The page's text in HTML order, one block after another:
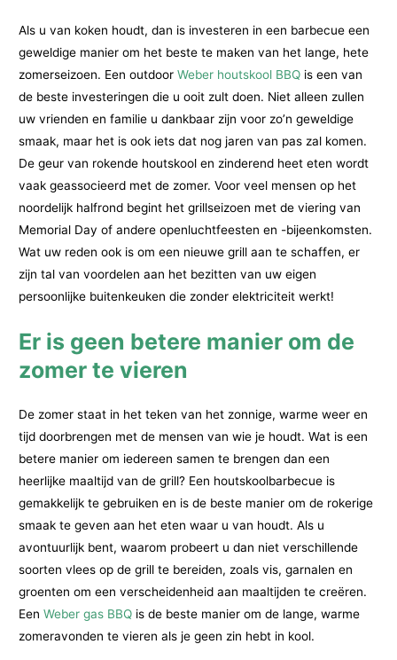
Als u van koken houdt, dan is investeren in een barbecue een
geweldige manier om het beste te maken van het lange, hete
zomerseizoen. Een outdoorWeber houtskool BBQ is een van
de beste investeringen die u ooit zult doen. Niet alleen zullen
uw vrienden en familie u dankbaar zijn voor zo’n geweldige
smaak, maar het is ook iets dat nog jaren van pas zal komen.
De geur van rokende houtskool en zinderend heet eten wordt
vaak geassocieerd met de zomer. Voor veel mensen op het
noordelijk halfrond begint het grillseizoen met de viering van
Memorial Day of andere openluchtfeesten en -bijeenkomsten.
Wat uw reden ook is om een nieuwe grill aan te schaffen, er
zijn tal van voordelen aan het bezitten van uw eigen
persoonlijke buitenkeuken die zonder elektriciteit werkt!
Er is geen betere manier om de
zomer te vieren
De zomer staat in het teken van het zonnige, warme weer en
tijd doorbrengen met de mensen van wie je houdt. Wat is een
betere manier om iedereen samen te brengen dan een
heerlijke maaltijd van de grill? Een houtskoolbarbecue is
gemakkelijk te gebruiken en is de beste manier om de rokerige
smaak te geven aan het eten waar u van houdt. Als u
avontuurlijk bent, waarom probeert u dan niet verschillende
soorten vlees op de grill te bereiden, zoals vis, garnalen en
groenten om een verscheidenheid aan maaltijden te creëren.
EenWeber gas BBQ is de beste manier om de lange, warme
zomeravonden te vieren als je geen zin hebt in kool.